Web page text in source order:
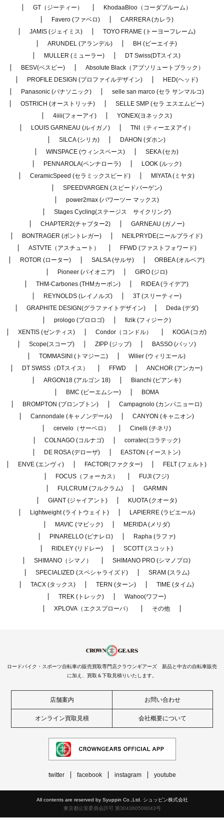
GT（ジーティー）
KhodaaBloo（コーダブルーム）
Favero (ファベロ)
CARRERA (カレラ)
JAMIS (ジェイミス)
TOYO FRAME (トーヨーフレーム)
ARUNDEL (アランデル)
BH (ビーエイチ)
MULLER (ミューラー)
DT Swiss(DTスイス)
BESV(ベスビー)
Absolute Black（アブソリュートブラック）
PROFILE DESIGN (プロファイルデザイン)
HED(ヘッド)
Panasonic (パナソニック)
selle san marco (セラ サンマルコ)
OSTRICH (オーストリッチ)
SELLE SMP (セラ エスエムピー)
4iiii(フォーアイ)
YONEX(ヨネックス)
LOUIS GARNEAU (ルイガノ)
TNI（ティーエヌアイ）
SILCA (シリカ)
DAHON (ダホン)
WINSPACE (ウィンスペース)
SEKA (セカ)
PENNAROLA(ペンナローラ)
LOOK (ルック)
CeramicSpeed (セラミックスピード)
MIYATA (ミヤタ)
SPEEDVARGEN (スピードバーゲン)
power2max (パワーツー マックス)
Stages Cycling(ステージス サイクリング)
CHAPTER2(チャプター2)
GARNEAU (ガノー)
BONTRAGER (ボントレガー)
NEILPRYDE(ニールプライド)
ASTVTE（アスチュート）
FFWD (ファストフォワード)
ROTOR (ローター)
SALSA (サルサ)
ORBEA (オルベア)
Pioneer (パイオニア)
GIRO (ジロ)
THM-Carbones (THMカーボン)
RIDEA (ライデア)
REYNOLDS (レイノルズ)
3T (スリーティー)
GRAPHITE DESIGN(グラファイトデザイン)
Deda (デダ)
prologo (プロロゴ)
fizik (フィジーク)
XENTIS (ゼンティス)
Condor（コンドル）
KOGA (コガ)
Scope(スコープ)
ZIPP (ジップ)
BASSO (バッソ)
TOMMASINI (トマジーニ)
Wilier (ウィリエール)
DT SWISS（DTスイス）
FFWD
ANCHOR (アンカー)
ARGON18 (アルゴン 18)
Bianchi (ビアンキ)
BMC (ビーエムシー)
BOMA
BROMPTON (ブロンプトン)
Campagnolo (カンパニョーロ)
Cannondale (キャノンデール)
CANYON (キャニオン)
cervelo（サーベロ）
Cinelli (チネリ)
COLNAGO (コルナゴ)
corratec(コラテック)
DE ROSA (デローザ)
EASTON (イーストン)
ENVE (エンヴィ)
FACTOR(ファクター)
FELT (フェルト)
FOCUS（フォーカス）
FUJI (フジ)
FULCRUM (フルクラム)
GARMIN
GIANT (ジャイアント)
KUOTA (クオータ)
Lightweight (ライトウェイト)
LAPIERRE (ラピエール)
MAVIC (マビック)
MERIDA (メリダ)
PINARELLO (ピナレロ)
Rapha (ラファ)
RIDLEY (リドレー)
SCOTT (スコット)
SHIMANO（シマノ）
SHIMANO PRO (シマノプロ)
SPECIALIZED (スペシャライズド)
SRAM (スラム)
TACX (タックス)
TERN (ターン)
TIME (タイム)
TREK (トレック)
Wahoo(ワフー)
XPLOVA（エクスプローバ）
その他
ロードバイク・スポーツ自転車の販売買取専門店クラウンギアーズ 新品と中古の自転車販売
に加え、買取＆下取見積りいたします。
店舗案内 お問い合わせ
オンライン買取見積 会社概要について
twitter facebook instagram youtube
All contents are reserved by Syuppin Co.,Ltd. シュッピン株式会社
東京都公安委員会許可 第304360508043号